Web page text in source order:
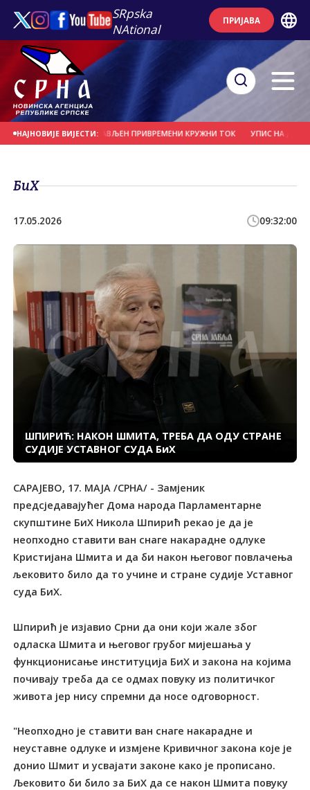
SRpska
NAtional
ПРИЈАВА
НАЈНОВИЈЕ ВИЈЕСТИ:
У БАЊАЛУЦИ ПОСТАВЉЕН ПРИВРЕМЕНИ КРУЖНИ ТОК УПИС НА ДРУГИ И
БиХ
17.05.2026 09:32:00
ШПИРИЋ: НАКОН ШМИTА, TРЕБА ДА ОДУ СTРАНЕ
СУДИЈЕ УСTАВНОГ СУДА БиХ
САРАЈЕВО, 17. МАЈА /СРНА/ - Замјеник
предсједавајућег Дома народа Парламентарне
скупштине БиХ Никола Шпирић рекао је да је
неопходно ставити ван снаге накарадне одлуке
Кристијана Шмита и да би након његовог повлачења
љековито било да то учине и стране судије Уставног
суда БиХ.
Шпирић је изјавио Срни да они који жале због
одласка Шмита и његовог грубог мијешања у
функционисање институција БиХ и закона на којима
почивају треба да се одмах повуку из политичког
живота јер нису спремни да носе одговорност.
"Неопходно је ставити ван снаге накарадне и
неуставне одлуке и измјене Кривичног закона које је
донио Шмит и усвајати законе како је прописано.
Љековито би било за БиХ да се након Шмита повуку